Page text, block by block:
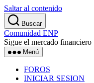
Saltar al contenido
Buscar
Comunidad ENP
Sigue el mercado financiero
Menú
FOROS
INICIAR SESION